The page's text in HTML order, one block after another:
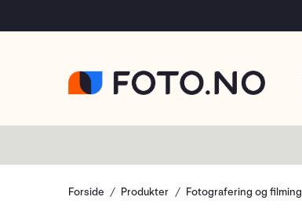
Forside Produkter Fotografering og filming